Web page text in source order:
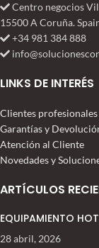
Centro negocios
15500 A Coruña.
+34 981 384 888
LINKS DE INTERÉS
Clientes
Garantías y
Atención al Cliente
Novedades y
ARTÍCULOS
EQUIPAMIENTO
28 abril, 2026